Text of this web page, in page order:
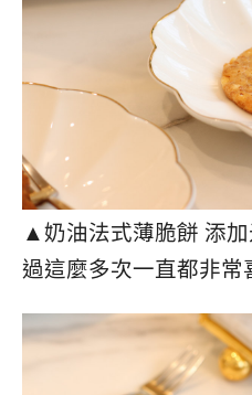
▲奶油法式薄脆餅 添
過這麼多次一直都非常